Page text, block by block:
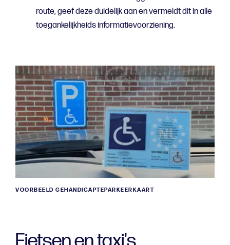
route, geef deze duidelijk aan en vermeldt dit in alle
toegankelijkheids informatievoorziening.
VOORBEELD GEHANDICAPTEPARKEERKAART